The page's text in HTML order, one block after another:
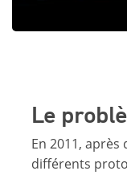
Le
En 2011,
différents